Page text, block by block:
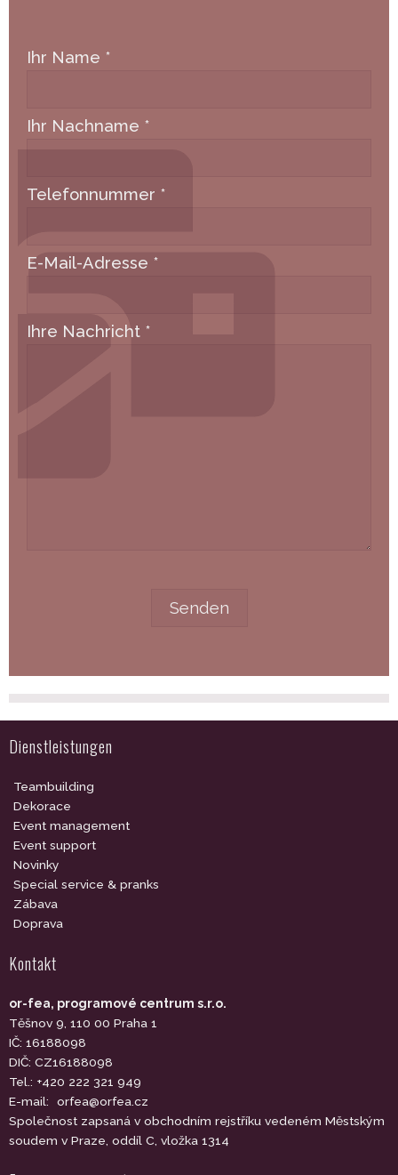
Ihr Name *
Ihr Nachname *
Telefonnummer *
E-Mail-Adresse *
Ihre Nachricht *
Dienstleistungen
Teambuilding
Dekorace
Event management
Event support
Novinky
Special service & pranks
Zábava
Doprava
Kontakt
or-fea, programové centrum s.r.o.
Těšnov 9, 110 00 Praha 1
IČ: 16188098
DIČ: CZ16188098
Tel.: +420 222 321 949
E-mail:
orfea@orfea.cz
Společnost zapsaná v obchodním rejstříku vedeném Městským
soudem v Praze, oddíl C, vložka 1314